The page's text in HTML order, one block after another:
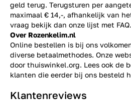
geld terug. Terugsturen per
maximaal € 14,-, afhankelijk van
vraag bekijk dan onze lijst met FAQ.
Over Rozenkelim.nl
Online bestellen is bij ons
diverse betaalmethodes. Onze
door thuiswinkel.org. Lees ook de
klanten die eerder bij ons besteld
Klantenreviews